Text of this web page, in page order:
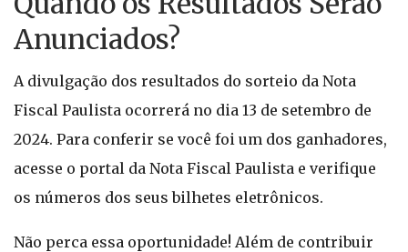
Anunciados?
A divulgação dos resultados do sorteio da Nota
Fiscal Paulista ocorrerá no dia 13 de setembro de
2024. Para conferir se você foi um dos ganhadores,
acesse o portal da Nota Fiscal Paulista e verifique
os números dos seus bilhetes eletrônicos.
Não perca essa oportunidade! Além de contribuir